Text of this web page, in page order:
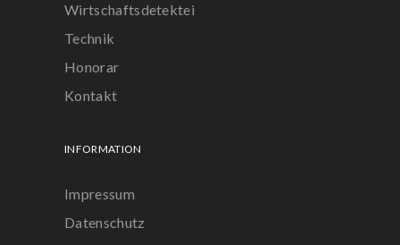
Wirtschaftsdetektei
Technik
Honorar
Kontakt
INFORMATION
Impressum
Datenschutz